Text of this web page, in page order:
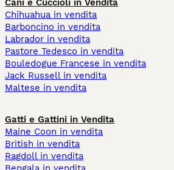
Cani e Cuccioli in Vendita
Chihuahua in vendita
Barboncino in vendita
Labrador in vendita
Pastore Tedesco in vendita
Bouledogue Francese in vendita
Jack Russell in vendita
Maltese in vendita
Gatti e Gattini in Vendita
Maine Coon in vendita
British in vendita
Ragdoll in vendita